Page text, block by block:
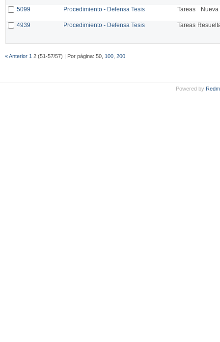
5099 Procedimiento - Defensa Tesis Tareas Nueva
4939 Procedimiento - Defensa Tesis Tareas
« Anterior 1 2 (51-57/57) | Por página: 50, 100 200
Powered by